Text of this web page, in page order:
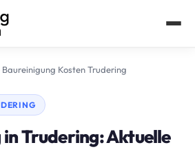
Baureinigung Kosten Trudering
Trudering: Aktuelle